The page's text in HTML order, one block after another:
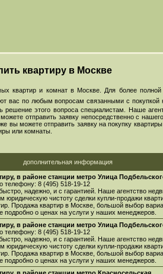
квартиру в Москве
квартир и комнат в Москве. Для более
вас по любым вопросам связанными с покупкой
этого вопроса специалистам. Наше
отправить заявку непосредственно с
можете отправить заявку на покупку
или комнаты.
дополнительная информация
в районе станции метро Улица
телефону: 8 (495) 518-19-12
надежно, и с гарантией. Наше агентство
юридическую чистоту сделки купли-продажи
Продажа квартир в Москве, большой выбор
подробно о ценах на услуги у наших менеджеров.
в районе станции метро Улица
телефону: 8 (495) 518-19-12
надежно, и с гарантией. Наше агентство
юридическую чистоту сделки купли-продажи
Продажа квартир в Москве, большой выбор
подробно о ценах на услуги у наших менеджеров.